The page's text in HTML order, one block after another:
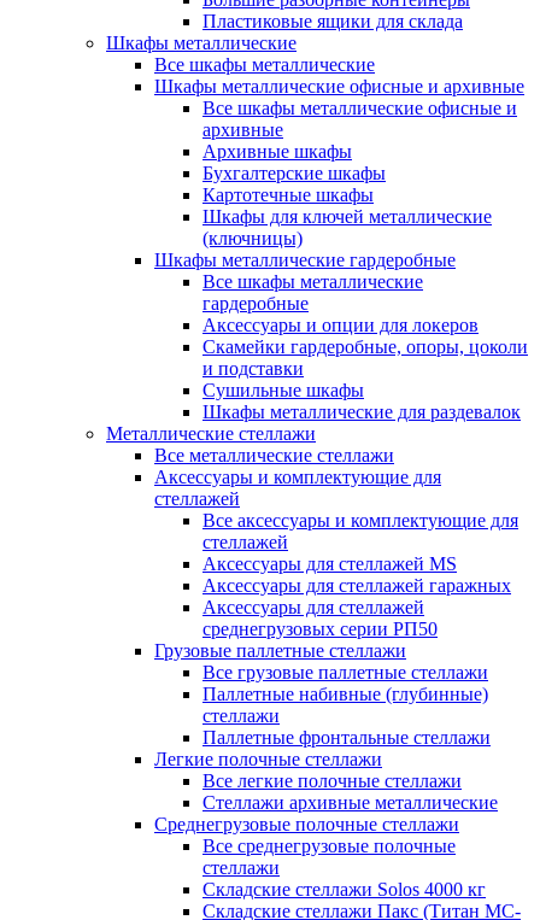
Пластиковые ящики для склада
Шкафы металлические
Все шкафы металлические
Шкафы металлические офисные и архивные
Все шкафы металлические офисные и
архивные
Архивные шкафы
Бухгалтерские шкафы
Картотечные шкафы
Шкафы для ключей металлические
(ключницы)
Шкафы металлические гардеробные
Все шкафы металлические
гардеробные
Аксессуары и опции для локеров
Скамейки гардеробные, опоры, цоколи
и подставки
Сушильные шкафы
Шкафы металлические для раздевалок
Металлические стеллажи
Все металлические стеллажи
Аксессуары и комплектующие для
стеллажей
Все аксессуары и комплектующие для
стеллажей
Аксессуары для стеллажей MS
Аксессуары для стеллажей гаражных
Аксессуары для стеллажей
среднегрузовых серии РП50
Грузовые паллетные стеллажи
Все грузовые паллетные стеллажи
Паллетные набивные (глубинные)
стеллажи
Паллетные фронтальные стеллажи
Легкие полочные стеллажи
Все легкие полочные стеллажи
Стеллажи архивные металлические
Среднегрузовые полочные стеллажи
Все среднегрузовые полочные
стеллажи
Складские стеллажи Solos 4000 кг
Складские стеллажи Пакс (Титан МС-